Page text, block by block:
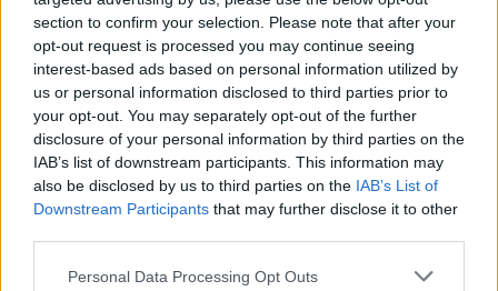
section to confirm your selection. Please note that after your
opt-out request is processed you may continue seeing
interest-based ads based on personal information utilized by
us or personal information disclosed to third parties prior to
your opt-out. You may separately opt-out of the further
disclosure of your personal information by third parties on the
IAB’s list of downstream participants. This information may
also be disclosed by us to third parties on the IAB’s List of
Downstream Participants that may further disclose it to other
Personal Data Processing Opt Outs
Mais notícias